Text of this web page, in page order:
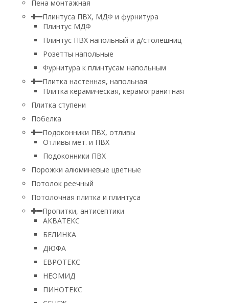
Пена монтажная
Плинтуса ПВХ, МДФ и фурнитура
Плинтус МДФ
Плинтус ПВХ напольный и д/столешниц
Розетты напольные
Фурнитура к плинтусам напольным
Плитка настенная, напольная
Плитка керамическая, керамогранитная
Плитка ступени
Побелка
Подоконники ПВХ, отливы
Отливы мет. и ПВХ
Подоконники ПВХ
Порожки алюминевые цветные
Потолок реечный
Потолочная плитка и плинтуса
Пропитки, антисептики
АКВАТЕКС
БЕЛИНКА
ДЮФА
ЕВРОТЕКС
НЕОМИД
ПИНОТЕКС